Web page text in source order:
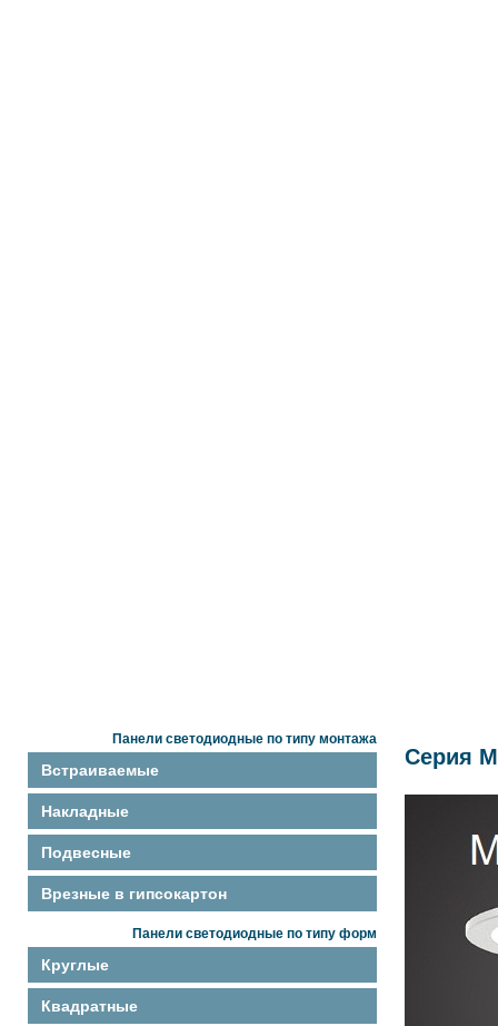
Панели светодиодные по типу монтажа
Встраиваемые
Накладные
Подвесные
Врезные в гипсокартон
Панели светодиодные по типу форм
Круглые
Квадратные
Серия